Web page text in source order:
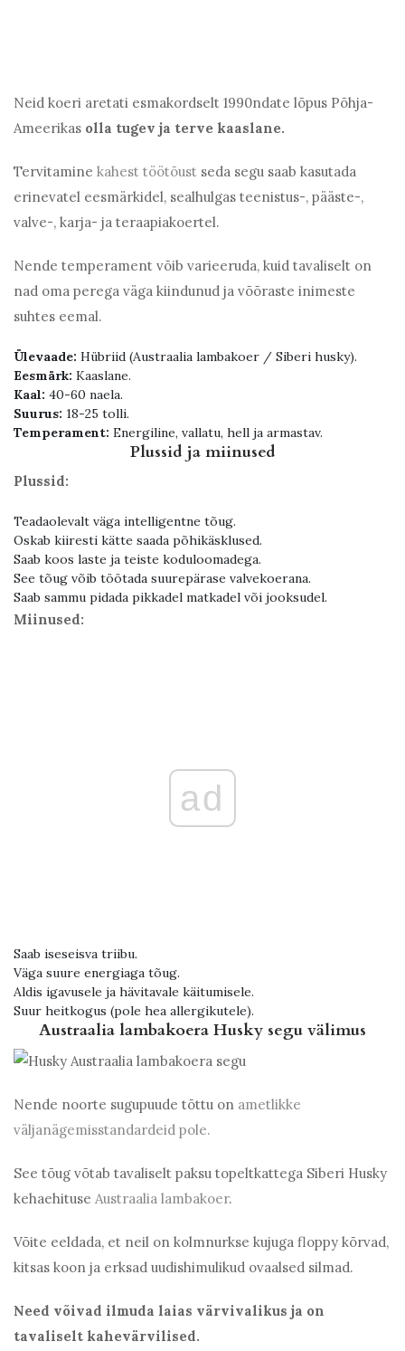
Neid koeri aretati esmakordselt 1990ndate lõpus Põhja-
Ameerikas olla tugev ja terve kaaslane.
Tervitamine kahest töötõust seda segu saab kasutada
erinevatel eesmärkidel, sealhulgas teenistus-, pääste-,
valve-, karja- ja teraapiakoertel.
Nende temperament võib varieeruda, kuid tavaliselt on
nad oma perega väga kiindunud ja võõraste inimeste
suhtes eemal.
Ülevaade: Hübriid (Austraalia lambakoer / Siberi husky).
Eesmärk: Kaaslane.
Kaal: 40-60 naela.
Suurus: 18-25 tolli.
Temperament: Energiline, vallatu, hell ja armastav.
Plussid ja miinused
Plussid:
Teadaolevalt väga intelligentne tõug.
Oskab kiiresti kätte saada põhikäsklused.
Saab koos laste ja teiste koduloomadega.
See tõug võib töötada suurepärase valvekoerana.
Saab sammu pidada pikkadel matkadel või jooksudel.
Miinused:
ad
Saab iseseisva triibu.
Väga suure energiaga tõug.
Aldis igavusele ja hävitavale käitumisele.
Suur heitkogus (pole hea allergikutele).
Austraalia lambakoera Husky segu välimus
Nende noorte sugupuude tõttu on ametlikke
väljanägemisstandardeid pole.
See tõug võtab tavaliselt paksu topeltkattega Siberi Husky
kehaehituse Austraalia lambakoer.
Võite eeldada, et neil on kolmnurkse kujuga floppy kõrvad,
kitsas koon ja erksad uudishimulikud ovaalsed silmad.
Need võivad ilmuda laias värvivalikus ja on
tavaliselt kahevärvilised.